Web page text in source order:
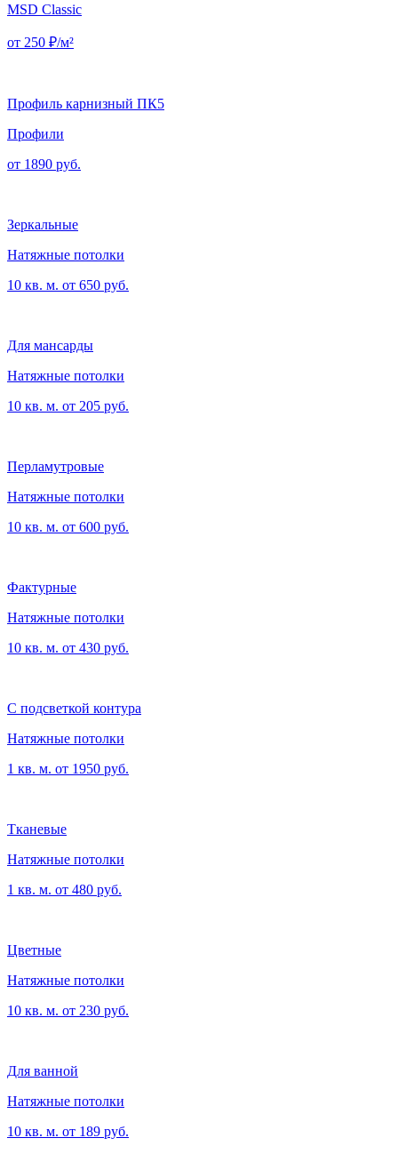
MSD Сlassic
от 250 ₽/м²
Профиль карнизный ПК5
Профили
от 1890 руб.
Зеркальные
Натяжные потолки
10 кв. м. от 650 руб.
Для мансарды
Натяжные потолки
10 кв. м. от 205 руб.
Перламутровые
Натяжные потолки
10 кв. м. от 600 руб.
Фактурные
Натяжные потолки
10 кв. м. от 430 руб.
С подсветкой контура
Натяжные потолки
1 кв. м. от 1950 руб.
Тканевые
Натяжные потолки
1 кв. м. от 480 руб.
Цветные
Натяжные потолки
10 кв. м. от 230 руб.
Для ванной
Натяжные потолки
10 кв. м. от 189 руб.